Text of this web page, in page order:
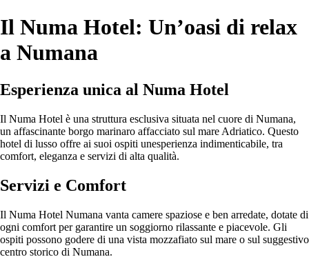
Il Numa Hotel: Un’oasi di relax
a Numana
Esperienza unica al Numa Hotel
Il Numa Hotel è una struttura esclusiva situata nel cuore di Numana,
un affascinante borgo marinaro affacciato sul mare Adriatico. Questo
hotel di lusso offre ai suoi ospiti unesperienza indimenticabile, tra
comfort, eleganza e servizi di alta qualità.
Servizi e Comfort
Il Numa Hotel Numana vanta camere spaziose e ben arredate, dotate di
ogni comfort per garantire un soggiorno rilassante e piacevole. Gli
ospiti possono godere di una vista mozzafiato sul mare o sul suggestivo
centro storico di Numana.